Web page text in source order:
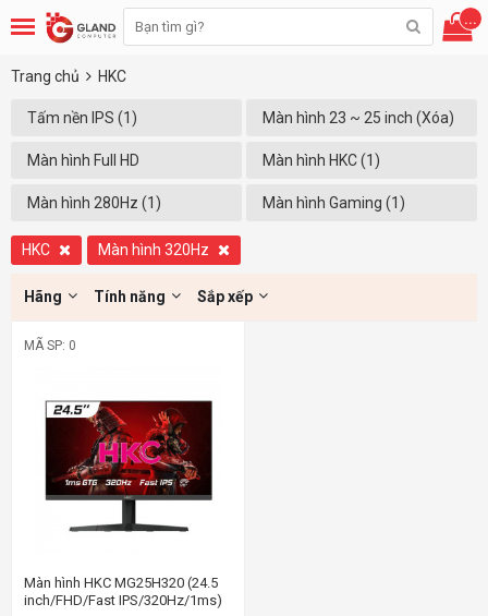
...
Trang chủ HKC
Tấm nền IPS (1) Màn hình 23 ~ 25 inch (Xóa)
Màn hình Full HD
(1920x1080) (1)
Màn hình HKC (1)
Màn hình 280Hz (1) Màn hình Gaming (1)
HKC Màn hình 320Hz
Hãng Tính năng Sắp xếp
MÃ SP: 0
Màn hình HKC MG25H320 (24.5
inch/FHD/Fast IPS/320Hz/1ms)